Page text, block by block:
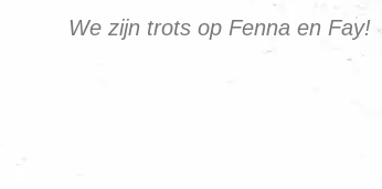
We zijn trots op Fenna en Fay!